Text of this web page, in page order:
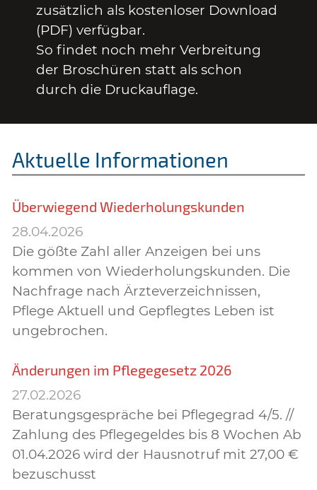
zusätzlich als kostenloser Download
(PDF) verfügbar.
So findet noch mehr Verbreitung
der Broschüren statt als schon
durch die Druckauflage.
Aktuelle Informationen
Überwiegend Wiederholungskunden
28.04.2026
Die gößte Zahl aller Anzeigen bei uns
kommen von Wiederholungskunden. Die
Nachfrage nach Ärzteverzeichnissen,
Pflege Aktuell und Gepflegtes Leben ist
ungebrochen.
Änderungen im Pflegegesetz 2026
27.02.2026
Beratungsgespräche bei Pflegegrad 4/5. //
Zahlung des Pflegegeldes bis 8 Wochen Ab
01.04.2026 wird der Hausnotruf mit 27,00 €
bezuschusst